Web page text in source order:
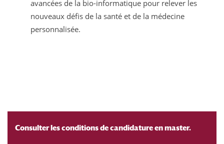
avancées de la bio-informatique pour relever les
nouveaux défis de la santé et de la médecine
personnalisée.
Consulter les conditions de candidature en master.